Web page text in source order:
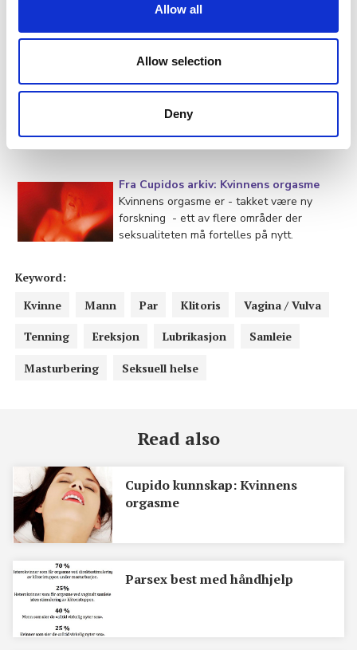
Allow all
Allow selection
Deny
God i senga?
Ja, det er viktig for oss å oppnå seksuell
oftest opplever at det er han som må ta
føringen.
Fra Cupidos arkiv: Kvinnens orgasme
Kvinnens orgasme er - takket være ny
forskning - ett av flere områder der
seksualiteten må fortelles på nytt.
Keyword:
Kvinne
Mann Par Klitoris Vagina / Vulva
Tenning Ereksjon Lubrikasjon Samleie
Masturbering Seksuell helse
Read also
Cupido kunnskap: Kvinnens
orgasme
Parsex best med håndhjelp